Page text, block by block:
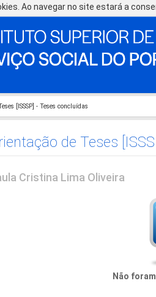
Ao navegar no site estará a
[ISSSP] - Teses concluídas
de Teses
Cristina Lima Oliveira
Não